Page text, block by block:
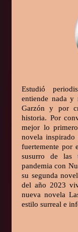
Estudió
entiende nada y
Garzón y por
historia. Por
mejor lo
novela
fuertemente por
susurro de las
pandemia con
su segunda
del año 2023
nueva novela
estilo surreal e